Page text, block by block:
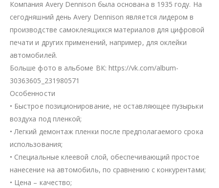
Компания Avery Dennison была основана в 1935 году. На
сегодняшний день Avery Dennison является лидером в
производстве самоклеящихся материалов для цифровой
печати и других применений, например, для оклейки
автомобилей.
Больше фото в альбоме ВК: https://vk.com/album-
30363605_231980571
Особенности
• Быстрое позиционирование, не оставляющее пузырьки
воздуха под пленкой;
• Легкий демонтаж пленки после предполагаемого срока
использования;
• Специальные клеевой слой, обеспечивающий простое
нанесение на автомобиль, по сравнению с конкурентами;
• Цена – качество;